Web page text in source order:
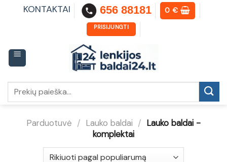
KONTAKTAI 656 88181 0€
PRISIJUNGTI
Parduotuvė / Lauko baldai / Lauko baldai -
komplektai